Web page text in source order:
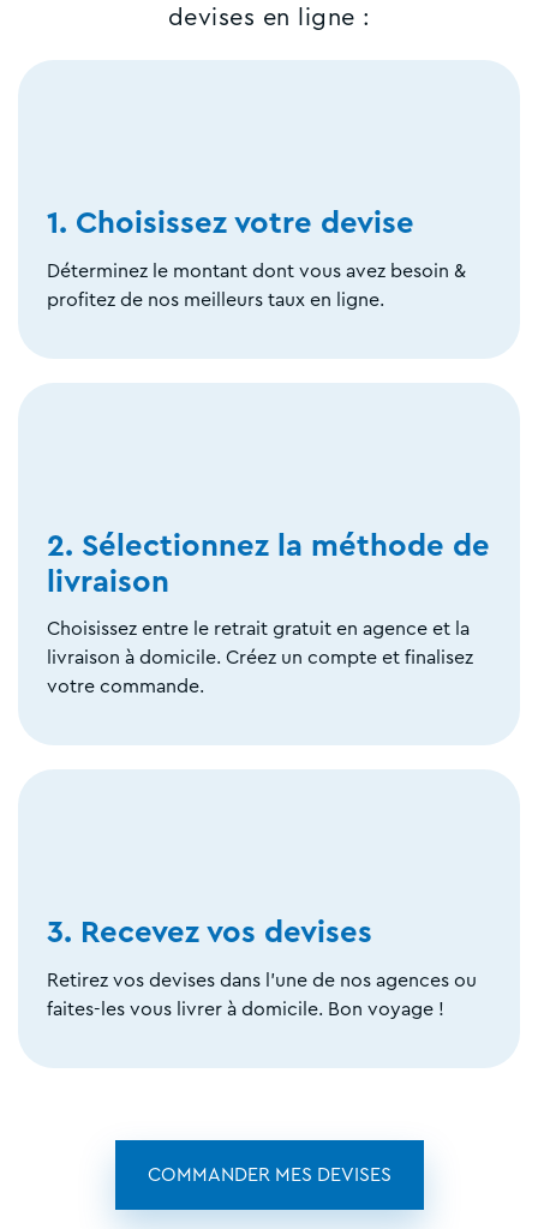
devises en ligne :
1. Choisissez votre devise
Déterminez le montant dont vous avez besoin &
profitez de nos meilleurs taux en ligne.
2. Sélectionnez la méthode de
livraison
Choisissez entre le retrait gratuit en agence et la
livraison à domicile. Créez un compte et finalisez
votre commande.
3. Recevez vos devises
Retirez vos devises dans l'une de nos agences ou
faites-les vous livrer à domicile. Bon voyage !
COMMANDER MES DEVISES